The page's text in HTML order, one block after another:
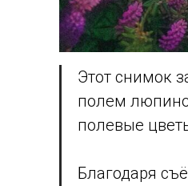
Этот снимок
полем
полевые
Благодаря